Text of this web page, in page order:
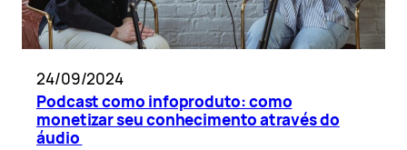
24/09/2024
Podcast como infoproduto: como
monetizar seu conhecimento através do
áudio